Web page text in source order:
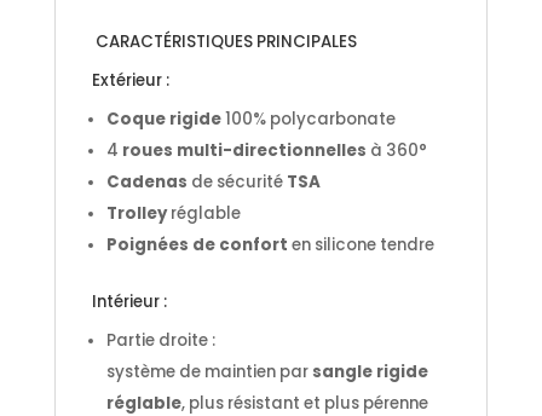
CARACTÉRISTIQUES PRINCIPALES
Extérieur :
Coque rigide100% polycarbonate
4 roues multi-directionnelles à 360°
Cadenas de sécurité TSA
Trolleyréglable
Poignées de confort en silicone tendre
Intérieur :
Partie droite :
système de maintien par sangle rigide
réglable, plus résistant et plus pérenne